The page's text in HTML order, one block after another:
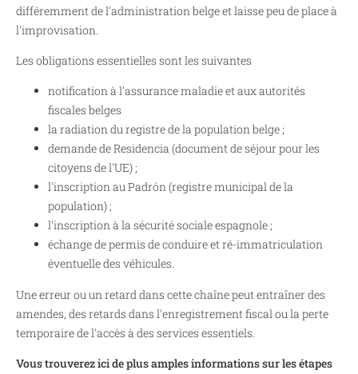
différemment de l'administration belge et laisse peu de place à
l'improvisation.
Les obligations essentielles sont les suivantes
notification à l'assurance maladie et aux autorités
fiscales belges
la radiation du registre de la population belge ;
demande de Residencia (document de séjour pour les
citoyens de l'UE) ;
l'inscription au Padrón (registre municipal de la
population) ;
l'inscription à la sécurité sociale espagnole ;
échange de permis de conduire et ré-immatriculation
éventuelle des véhicules.
Une erreur ou un retard dans cette chaîne peut entraîner des
amendes, des retards dans l'enregistrement fiscal ou la perte
temporaire de l'accès à des services essentiels.
Vous trouverez ici de plus amples informations sur les étapes